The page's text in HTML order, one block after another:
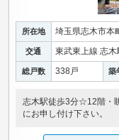
所在地 埼玉県志木市本
交通 東武東上線 志
総戸数 338戸 築
志木駅徒歩3分☆12階・
にお申し付け下さい。